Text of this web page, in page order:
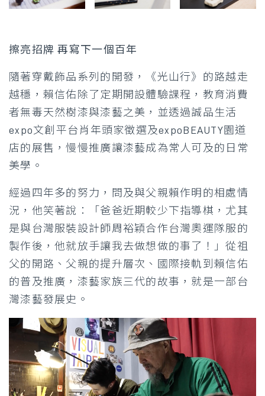
擦亮招牌 再寫下一個百年
隨著穿戴飾品系列的開發，《光山行》的路越走
越穩，賴信佑除了定期開設體驗課程，教育消費
者無毒天然樹漆與漆藝之美，並透過誠品生活
expo文創平台肖年頭家徵選及expoBEAUTY園道
店的展售，慢慢推廣讓漆藝成為常人可及的日常
美學。
經過四年多的努力，問及與父親賴作明的相處情
況，他笑著說：「爸爸近期較少下指導棋，尤其
是與台灣服裝設計師周裕穎合作台灣奧運隊服的
製作後，他就放手讓我去做想做的事了！」從祖
父的開路、父親的提升層次、國際接軌到賴信佑
的普及推廣，漆藝家族三代的故事，就是一部台
灣漆藝發展史。